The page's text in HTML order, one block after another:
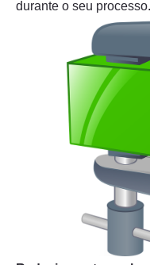
durante o seu processo.